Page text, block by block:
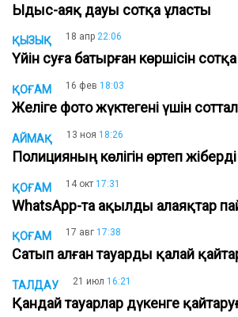
Ыдыс-аяқ дауы сотқа ұласты
ҚЫЗЫҚ 18 апр 22:06
Үйін суға батырған көршісін
ҚОҒАМ 16 фев 18:03
Желіге фото жүктегені үшін
АЙМАҚ 13 ноя 18:26
Полицияның көлігін өртеп жіберді
ҚОҒАМ 14 окт 17:31
WhatsApp-та ақылды алаяқтар
ҚОҒАМ 17 авг 17:38
Сатып алған тауарды қалай
ТАЛДАУ 21 июл 16:21
Қандай тауарлар дүкенге